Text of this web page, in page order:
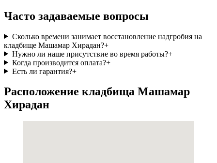
Часто задаваемые вопросы
Сколько времени занимает восстановление надгробия на
кладбище Машамар Хирадан?+
Нужно ли наше присутствие во время работы?+
Когда производится оплата?+
Есть ли гарантия?+
Расположение кладбища Машамар
Хирадан